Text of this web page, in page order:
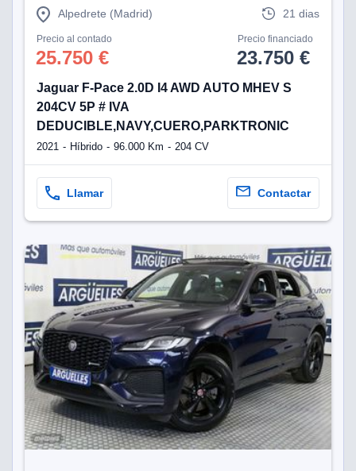
Alpedrete (Madrid) 21 dias
Precio al contado
25.750 €
Precio financiado
23.750 €
Jaguar F-Pace 2.0D I4 AWD AUTO MHEV S
204CV 5P # IVA
DEDUCIBLE,NAVY,CUERO,PARKTRONIC
2021 Híbrido 96.000 Km 204 CV
Llamar Contactar